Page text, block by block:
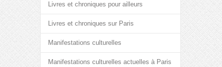
Livres et chroniques pour ailleurs
Livres et chroniques sur Paris
Manifestations culturelles
Manifestations culturelles actuelles à Paris